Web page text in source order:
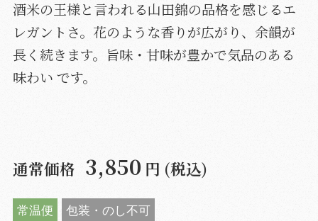
酒米の王様と言われる山田錦の品格を感じるエ
レガントさ。花のような香りが広がり、余韻が
長く続きます。旨味・甘味が豊かで気品のある
味わい です。
通常価格 3,850 円 (税込)
常温便 包装・のし不可